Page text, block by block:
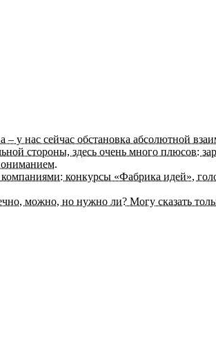
– у нас сейчас обстановка абсолютной
стороны, здесь очень много плюсов:
конкурсы «Фабрика идей»,
можно, но нужно ли? Могу сказать